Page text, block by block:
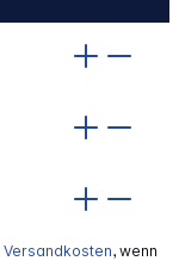
Versandkosten, wenn